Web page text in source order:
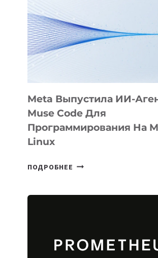
Meta Выпустила ИИ-
Muse Code Для
Программирования На
Linux
ПОДРОБНЕЕ META
ДЛЯ
ПРОГРАММИРОВАНИЯ